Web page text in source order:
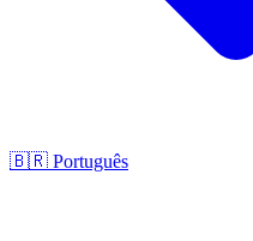
🇧🇷 Português